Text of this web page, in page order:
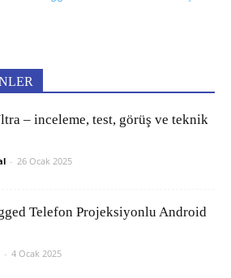
– inceleme, test, görüş ve teknik
- 26 Ocak 2025
Telefon Projeksiyonlu Android
- 4 Ocak 2025